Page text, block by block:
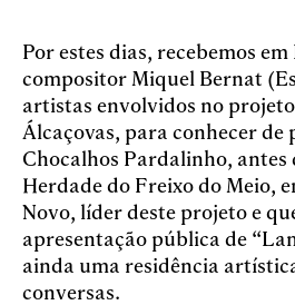
Por estes dias, recebemos
compositor Miquel Bernat
artistas envolvidos no
Álcaçovas, para conhecer
Chocalhos Pardalinho, antes
Herdade do Freixo do Meio,
Novo, líder deste projeto e
apresentação pública de
ainda uma residência
conversas.